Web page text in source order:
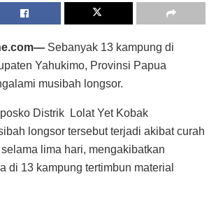
Sebanyak 13 kampung di
Yahukimo, Provinsi Papua
musibah longsor.
Distrik Lolat Yet Kobak
longsor tersebut terjadi akibat curah
lima hari, mengakibatkan
di 13 kampung tertimbun material